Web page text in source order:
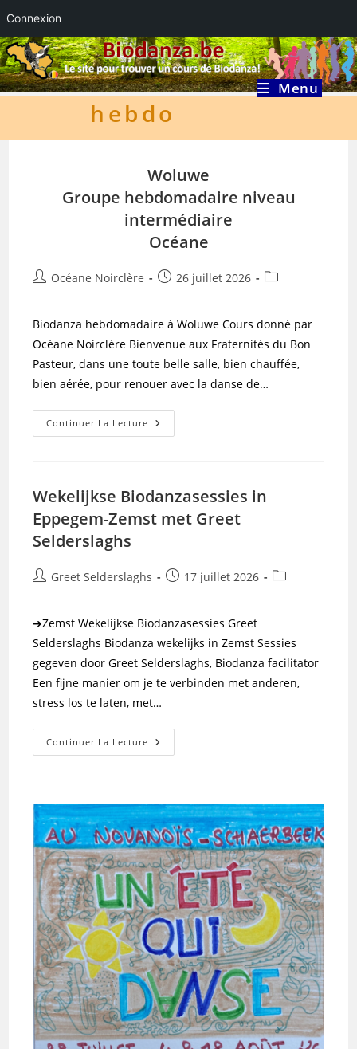
Connexion
Skip
to
content
Menu
hebdo
Woluwe
Groupe hebdomadaire niveau
intermédiaire
Océane
Auteur/autrice
publication :
Océane Noirclère
Publication
26 juillet 2026
Post
Biodanza hebdomadaire à Woluwe Cours donné par
Océane Noirclère Bienvenue aux Fraternités du Bon
Pasteur, dans une toute belle salle, bien chauffée,
bien aérée, pour renouer avec la danse de…
Continuer La Lecture Woluwe
Groupe
Wekelijkse Biodanzasessies in
Eppegem-Zemst met Greet
Selderslaghs
Auteur/autrice
publication :
Greet Selderslaghs
Publication
17 juillet 2026
Post
➔Zemst Wekelijkse Biodanzasessies Greet
Selderslaghs Biodanza wekelijks in Zemst Sessies
gegeven door Greet Selderslaghs, Biodanza facilitator
Een fijne manier om je te verbinden met anderen,
stress los te laten, met…
Continuer La Lecture Wekelijkse
Biodanzasessies
Greet
Selderslaghs